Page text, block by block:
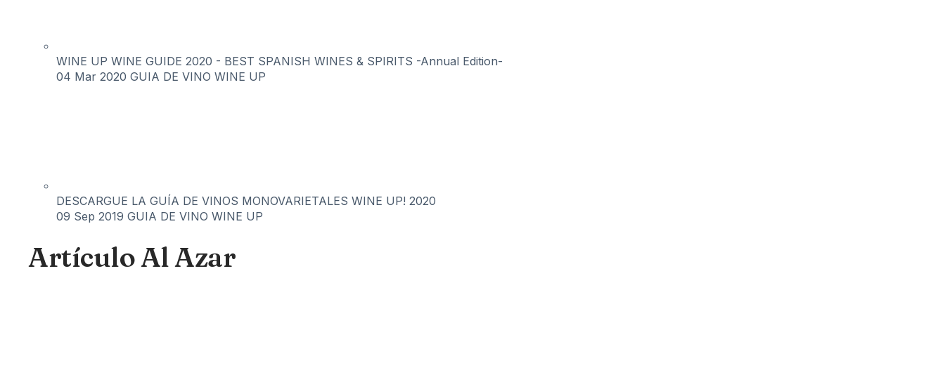
WINE UP WINE GUIDE 2020 - BEST SPANISH WINES & SPIRITS -Annual Edition-
04 Mar 2020 GUIA DE VINO WINE UP
DESCARGUE LA GUÍA DE VINOS MONOVARIETALES WINE UP! 2020
09 Sep 2019 GUIA DE VINO WINE UP
Artículo Al Azar